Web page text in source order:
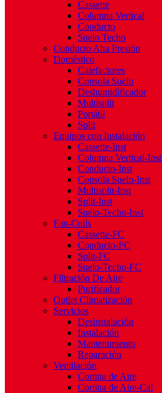
Cassette
Columna Vertical
Conducto
Suelo Techo
Conducto Alta Presión
Doméstico
Calefactores
Consola Suelo
Deshumidificador
Multisplit
Portátil
Split
Equipos con Instalación
Cassette-Inst
Columna Vertical-Inst
Conducto-Inst
Consola Suelo-Inst
Multisplit-Inst
Split-Inst
Suelo-Techo-Inst
Fan-Coils
Cassette-FC
Conducto-FC
Split-FC
Suelo-Techo-FC
Filtración De Aire
Purificador
Outlet Climatización
Servicios
Desinstalación
Instalación
Mantenimiento
Reparación
Ventilación
Cortina de Aire
Cortina de Aire-Cal